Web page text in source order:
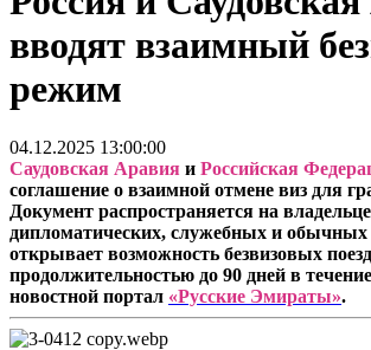
вводят взаимный
режим
04.12.2025 13:00:00
Саудовская Аравия и Российская
соглашение о взаимной отмене виз для
Документ распространяется на
дипломатических, служебных и обычных
открывает возможность безвизовых
продолжительностью до 90 дней в
новостной портал «Русские Эмираты».